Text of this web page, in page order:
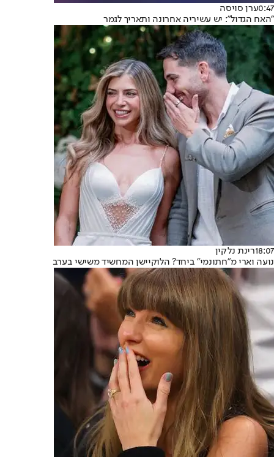
0:47ערן סויסה
"האח הגדול": יש עשיריה אחרונה ותאריך לגמר
18:07רינת נלקין
נועה וארי מ"חתונמי" ביחד? הלוקיישן המחשיד משישי בערב